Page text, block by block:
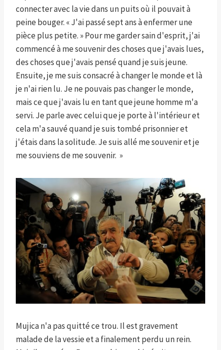
connecter avec la vie dans un puits où il pouvait à
peine bouger. « J'ai passé sept ans à enfermer une
pièce plus petite. » Pour me garder sain d'esprit, j'ai
commencé à me souvenir des choses que j'avais lues,
des choses que j'avais pensé quand je suis jeune.
Ensuite, je me suis consacré à changer le monde et là
je n'ai rien lu. Je ne pouvais pas changer le monde,
mais ce que j'avais lu en tant que jeune homme m'a
servi. Je parle avec celui que je porte à l'intérieur et
cela m'a sauvé quand je suis tombé prisonnier et
j'étais dans la solitude. Je suis allé me ​​souvenir et je
me souviens de me souvenir. »
Mujica n'a pas quitté ce trou. Il est gravement
malade de la vessie et a finalement perdu un rein.